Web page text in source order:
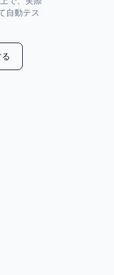
自動テス